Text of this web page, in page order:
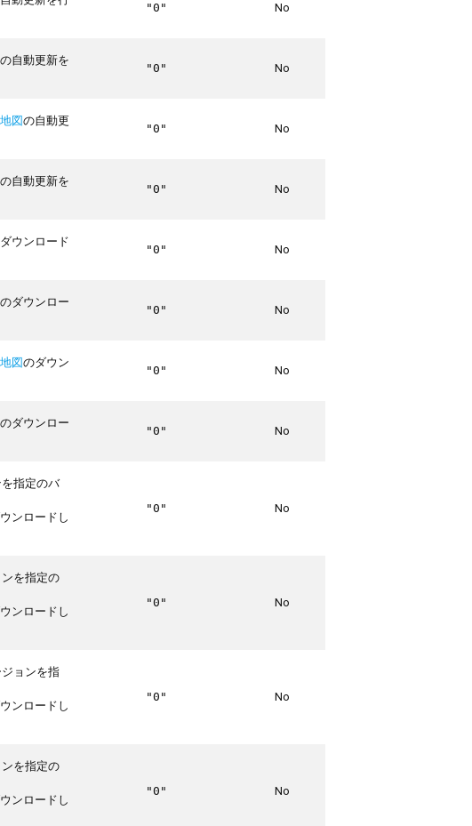
"0" No
の自動更新を
"0" No
図の自動更
"0" No
の自動更新を
"0" No
ウンロード
"0" No
のダウンロー
"0" No
図のダウン
"0" No
のダウンロー
"0" No
指定のバ
ンロードし
"0" No
を指定の
ンロードし
"0" No
ョンを指
ンロードし
"0" No
を指定の
ンロードし
"0" No